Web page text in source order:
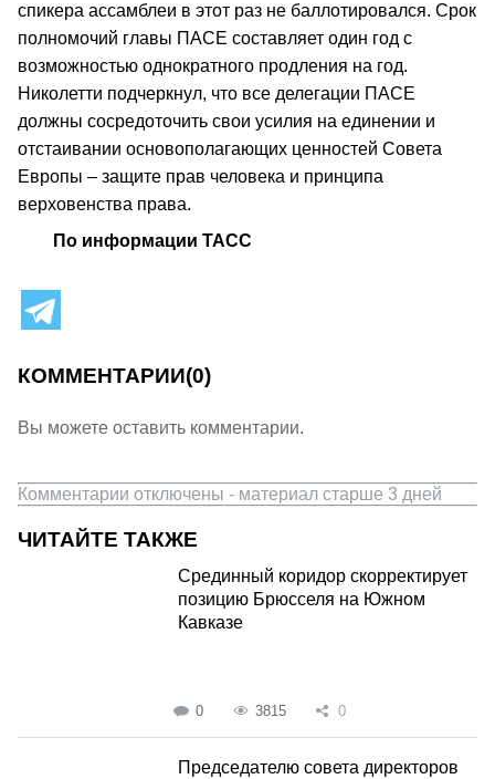
спикера ассамблеи в этот раз не баллотировался. Срок
полномочий главы ПАСЕ составляет один год с
возможностью однократного продления на год.
Николетти подчеркнул, что все делегации ПАСЕ
должны сосредоточить свои усилия на единении и
отстаивании основополагающих ценностей Совета
Европы – защите прав человека и принципа
верховенства права.
По информации ТАСС
КОММЕНТАРИИ(0)
Вы можете оставить комментарии.
Комментарии отключены - материал старше 3 дней
ЧИТАЙТЕ ТАКЖЕ
Срединный коридор скорректирует
позицию Брюсселя на Южном
Кавказе
0 3815 0
Председателю совета директоров